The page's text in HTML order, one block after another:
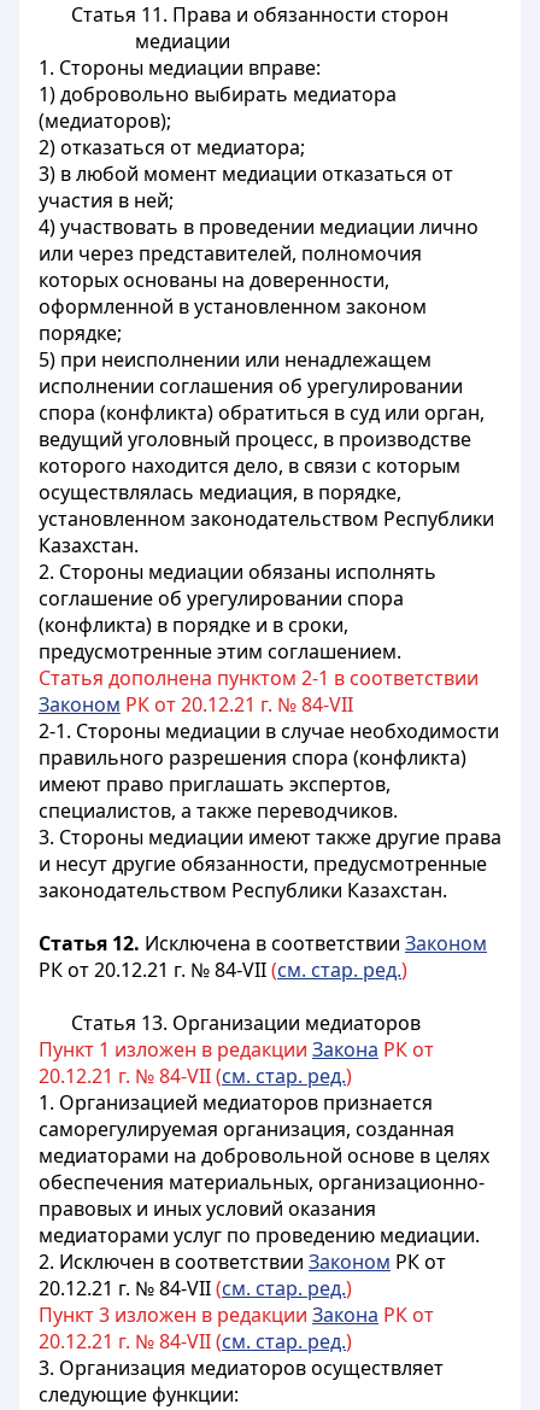
Статья 11. Права и обязанности сторон
медиации
1. Стороны медиации вправе:
1) добровольно выбирать медиатора
(медиаторов);
2) отказаться от медиатора;
3) в любой момент медиации отказаться от
участия в ней;
4) участвовать в проведении медиации лично
или через представителей, полномочия
которых основаны на доверенности,
оформленной в установленном законом
порядке;
5) при неисполнении или ненадлежащем
исполнении соглашения об урегулировании
спора (конфликта) обратиться в суд или орган,
ведущий уголовный процесс, в производстве
которого находится дело, в связи с которым
осуществлялась медиация, в порядке,
установленном законодательством Республики
Казахстан.
2. Стороны медиации обязаны исполнять
соглашение об урегулировании спора
(конфликта) в порядке и в сроки,
предусмотренные этим соглашением.
Статья дополнена пунктом 2-1 в соответствии
Законом РК от 20.12.21 г. № 84-VII
2-1. Стороны медиации в случае необходимости
правильного разрешения спора (конфликта)
имеют право приглашать экспертов,
специалистов, а также переводчиков.
3. Стороны медиации имеют также другие права
и несут другие обязанности, предусмотренные
законодательством Республики Казахстан.
Статья 12. Исключена в соответствии Законом
РК от 20.12.21 г. № 84-VII(см. стар. ред.)
Статья 13. Организации медиаторов
Пункт 1 изложен в редакции Закона РК от
20.12.21 г. № 84-VII (см. стар. ред.)
1. Организацией медиаторов признается
саморегулируемая организация, созданная
медиаторами на добровольной основе в целях
обеспечения материальных, организационно-
правовых и иных условий оказания
медиаторами услуг по проведению медиации.
2. Исключен в соответствии Законом РК от
20.12.21 г. № 84-VII(см. стар. ред.)
Пункт 3 изложен в редакции Закона РК от
20.12.21 г. № 84-VII (см. стар. ред.)
3. Организация медиаторов осуществляет
следующие функции: